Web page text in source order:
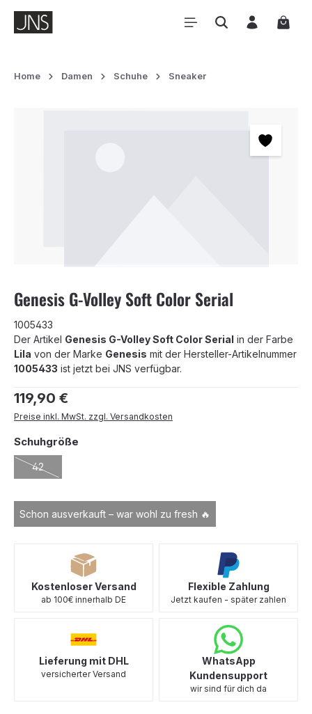
Zum Hauptinhalt springen
Home Damen Schuhe Sneaker
Genesis G-Volley Soft Color Serial
1005433
Der Artikel Genesis G-Volley Soft Color Serial in der Farbe
Lila von der Marke Genesis mit der Hersteller-Artikelnummer
1005433 ist jetzt bei JNS verfügbar.
Regulärer Preis:
119,90 €
Preise inkl. MwSt. zzgl. Versandkosten
Schon ausverkauft – war wohl zu fresh 🔥
Schuhgröße
42
(Diese Option ist zurzeit nicht verfügbar.)
Kostenloser Versand
ab 100€ innerhalb DE
Flexible Zahlung
Jetzt kaufen - später zahlen
Lieferung mit DHL
versicherter Versand
WhatsApp
Kundensupport
wir sind für dich da